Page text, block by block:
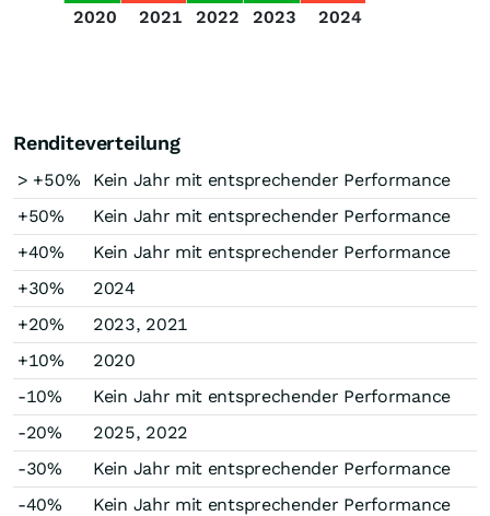
2020
2021 2022 2023 2024
Renditeverteilung
> +50%
Kein Jahr mit entsprechender Performance
+50%
Kein Jahr mit entsprechender Performance
+40%
Kein Jahr mit entsprechender Performance
+30%
2024
+20%
2023, 2021
+10%
2020
-10%
Kein Jahr mit entsprechender Performance
-20%
2025, 2022
-30%
Kein Jahr mit entsprechender Performance
-40%
Kein Jahr mit entsprechender Performance